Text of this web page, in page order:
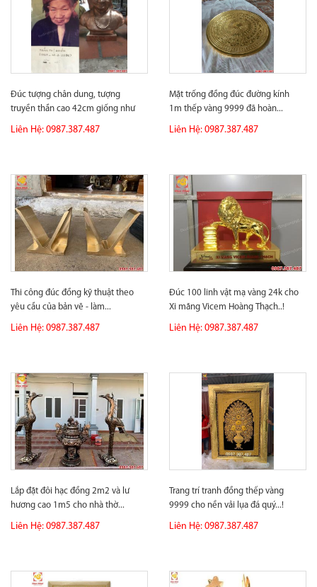
Đúc tượng chân dung, tượng
truyền thần cao 42cm giống như
Liên Hệ: 0987.387.487
Mặt trống đồng đúc đường kính
1m thếp vàng 9999 đã hoàn...
Liên Hệ: 0987.387.487
Thi công đúc đồng kỹ thuật theo
yêu cầu của bản vẽ - làm...
Liên Hệ: 0987.387.487
Đúc 100 linh vật mạ vàng 24k cho
Xi măng Vicem Hoàng Thạch..!
Liên Hệ: 0987.387.487
Lắp đặt đôi hạc đồng 2m2 và lư
hương cao 1m5 cho nhà thờ...
Liên Hệ: 0987.387.487
Trang trí tranh đồng thếp vàng
9999 cho nền vải lụa đá quý...!
Liên Hệ: 0987.387.487